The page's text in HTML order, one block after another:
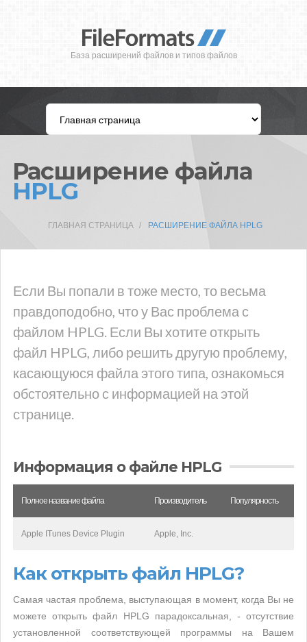
База расширений файлов и типов файлов
Расширение файла
HPLG
ГЛАВНАЯ СТРАНИЦА РАСШИРЕНИЕ ФАЙЛА HPLG
Если Вы попали в тоже место, то весьма
правдоподобно, что у Вас проблема с
файлом HPLG. Если Вы хотите открыть
файл HPLG, либо решить другую проблему,
касающуюся файла этого типа, ознакомься
обстоятельно с информацией на этой
странице.
Информация о файле HPLG
Полное название файла Производитель Популярность
Apple ITunes Device Plugin Apple, Inc.
Как открыть файл HPLG?
Самая частая проблема, выступающая в момент, когда Вы не
можете открыть файл HPLG парадоксальная, - отсутствие
установленной соответствующей программы на Вашем